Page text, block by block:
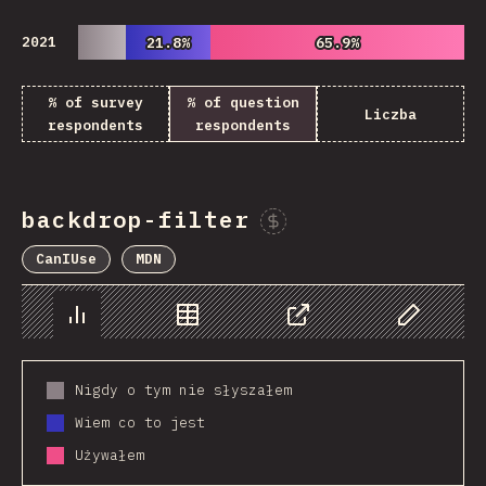
2021 21.8%
21.8% 65.9%
65.9%
% of survey
respondents
% of question
respondents
Liczba
backdrop-filter
CanIUse MDN
Chart Data Share Customize
Nigdy o tym nie słyszałem
Wiem co to jest
Używałem